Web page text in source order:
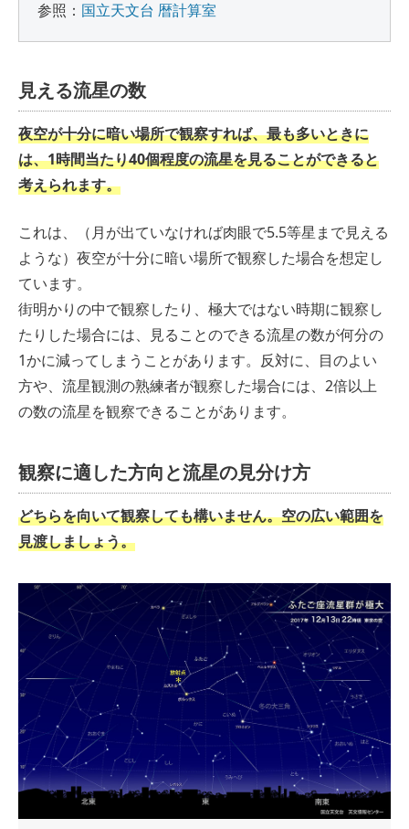
参照： 国立天文台 暦計算室
見える流星の数
夜空が十分に暗い場所で観察すれば、最も多いときに
は、1時間当たり40個程度の流星を見ることができると
考えられます。
これは、（月が出ていなければ肉眼で5.5等星まで見える
ような）夜空が十分に暗い場所で観察した場合を想定し
ています。
街明かりの中で観察したり、極大ではない時期に観察し
たりした場合には、見ることのできる流星の数が何分の
1かに減ってしまうことがあります。反対に、目のよい
方や、流星観測の熟練者が観察した場合には、2倍以上
の数の流星を観察できることがあります。
観察に適した方向と流星の見分け方
どちらを向いて観察しても構いません。空の広い範囲を
見渡しましょう。